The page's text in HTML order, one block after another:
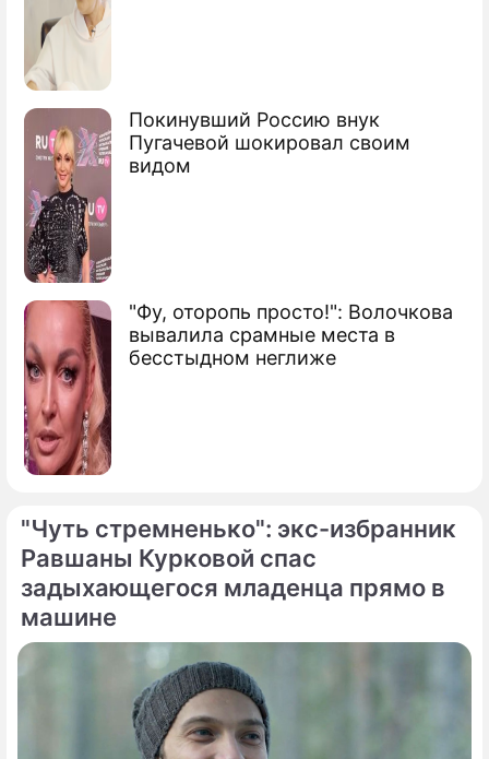
Покинувший Россию внук
Пугачевой шокировал своим
видом
"Фу, оторопь просто!": Волочкова
вывалила срамные места в
бесстыдном неглиже
поддержали программу "Миллион
призов"
Акция "Миллион призов" поможет
восстановить потребительский спрос –
эксперты
Сюжеты
Выборы в Госдуму
"Чуть стремненько": экс-избранник
Равшаны Курковой спас
задыхающегося младенца прямо в
машине